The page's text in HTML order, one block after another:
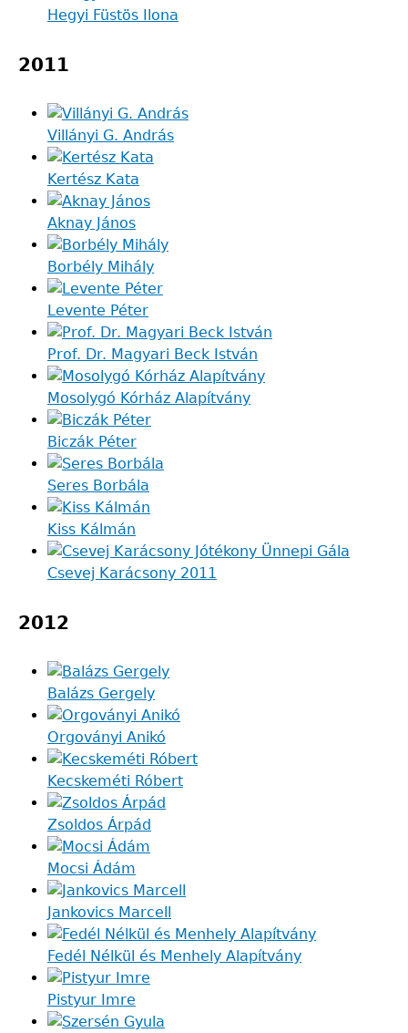
Hegyi Füstös Ilona
2011
Villányi G. András
Kertész Kata
Aknay János
Borbély Mihály
Levente Péter
Prof. Dr. Magyari Beck István
Mosolygó Kórház Alapítvány
Biczák Péter
Seres Borbála
Kiss Kálmán
Csevej Karácsony 2011
2012
Balázs Gergely
Orgoványi Anikó
Kecskeméti Róbert
Zsoldos Árpád
Mocsi Ádám
Jankovics Marcell
Fedél Nélkül és Menhely Alapítvány
Pistyur Imre